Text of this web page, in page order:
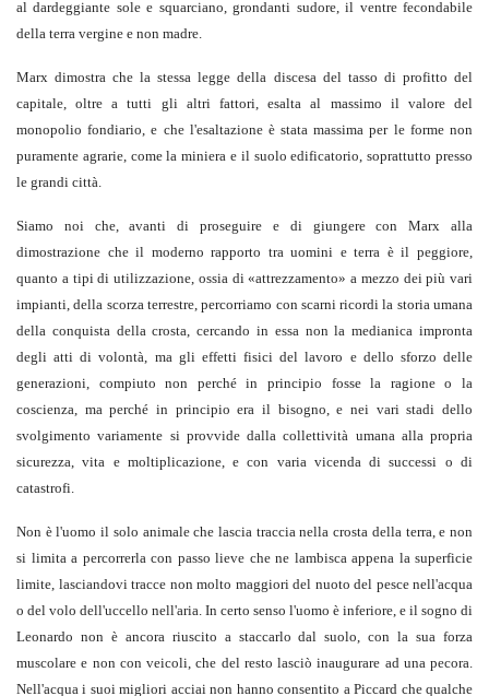
al dardeggiante sole e squarciano, grondanti sudore, il ventre fecondabile
della terra vergine e non madre.
Marx dimostra che la stessa legge della discesa del tasso di profitto del
capitale, oltre a tutti gli altri fattori, esalta al massimo il valore del
monopolio fondiario, e che l'esaltazione è stata massima per le forme non
puramente agrarie, come la miniera e il suolo edificatorio, soprattutto presso
le grandi città.
Siamo noi che, avanti di proseguire e di giungere con Marx alla
dimostrazione che il moderno rapporto tra uomini e terra è il peggiore,
quanto a tipi di utilizzazione, ossia di «attrezzamento» a mezzo dei più vari
impianti, della scorza terrestre, percorriamo con scarni ricordi la storia umana
della conquista della crosta, cercando in essa non la medianica impronta
degli atti di volontà, ma gli effetti fisici del lavoro e dello sforzo delle
generazioni, compiuto non perché in principio fosse la ragione o la
coscienza, ma perché in principio era il bisogno, e nei vari stadi dello
svolgimento variamente si provvide dalla collettività umana alla propria
sicurezza, vita e moltiplicazione, e con varia vicenda di successi o di
catastrofi.
Non è l'uomo il solo animale che lascia traccia nella crosta della terra, e non
si limita a percorrerla con passo lieve che ne lambisca appena la superficie
limite, lasciandovi tracce non molto maggiori del nuoto del pesce nell'acqua
o del volo dell'uccello nell'aria. In certo senso l'uomo è inferiore, e il sogno di
Leonardo non è ancora riuscito a staccarlo dal suolo, con la sua forza
muscolare e non con veicoli, che del resto lasciò inaugurare ad una pecora.
Nell'acqua i suoi migliori acciai non hanno consentito a Piccard che qualche